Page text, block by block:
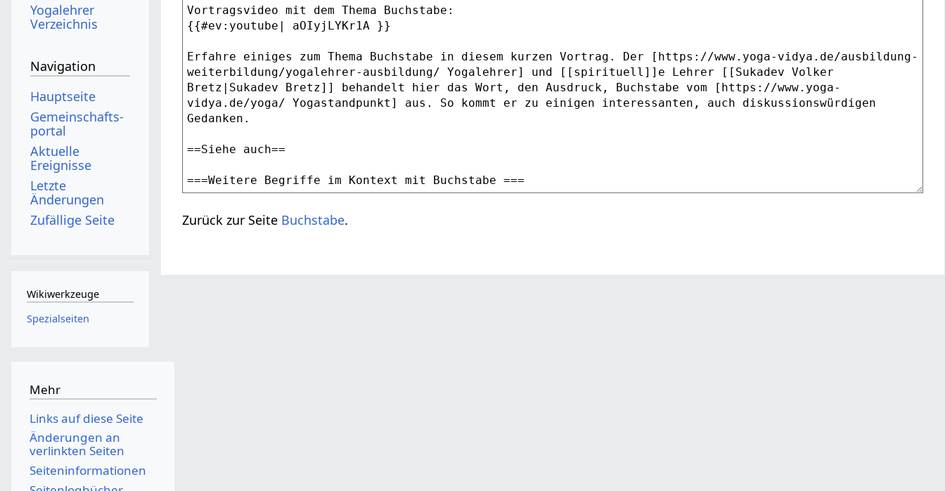
Zurück zur Seite Buchstabe.
Yogalehrer
Verzeichnis
Navigation
Hauptseite
Gemeinschafts­
portal
Aktuelle
Ereignisse
Letzte
Änderungen
Zufällige Seite
Wikiwerkzeuge
Spezialseiten
Mehr
Links auf diese Seite
Änderungen an
verlinkten Seiten
Seiten­­informationen